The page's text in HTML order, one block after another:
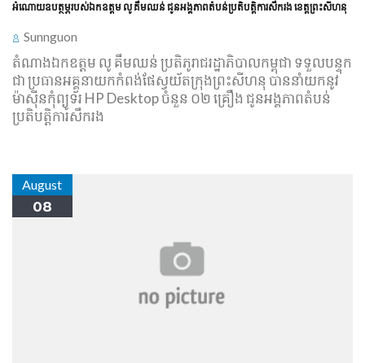
​អំណោយ​ឧបត្ថម្ភ​របស់​ឯកឧត្ដម លូ គឹមឈន់ ជូន​អង្គភាព​តំបន់​ប្រតិបត្តិការ​សឹក​រង ខេត្ត​ព្រះសីហនុ
Sunnguon
តំណាង​ឯកឧត្ដម លូ គឹមឈន់ ប្រតិភូ​រាជរដ្ឋាភិបាល​កម្ពុជា ទទួលបន្ទុក​
ជា ប្រធាន​អគ្គនាយក​កំពង់ផែ​ស្វយ័ត​ក្រុងព្រះសីហនុ បាន​នាំយក​នូវ
ម៉ាស៊ីន​កុំព្យូទ័រ HP Desktop ចំនួន ០២ គ្រឿង ជូន​អង្គភាព​តំបន់​
ប្រតិបត្តិការ​សឹក​រង
August
08